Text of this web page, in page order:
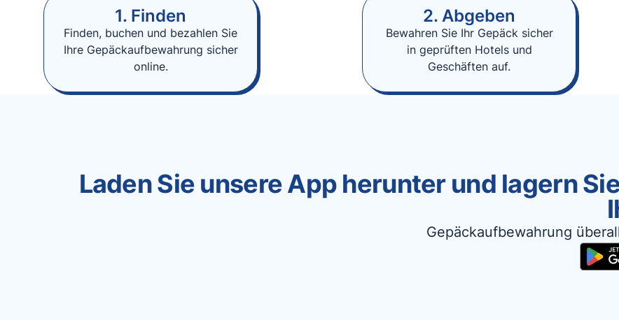
1. Finden
Finden, buchen und bezahlen Sie
Ihre Gepäckaufbewahrung sicher
online.
2. Abgeben
Bewahren Sie Ihr Gepäck sicher
in geprüften Hotels und
Geschäften auf.
Laden Sie unsere App herunter und lagern
Gepäckaufbewahrung